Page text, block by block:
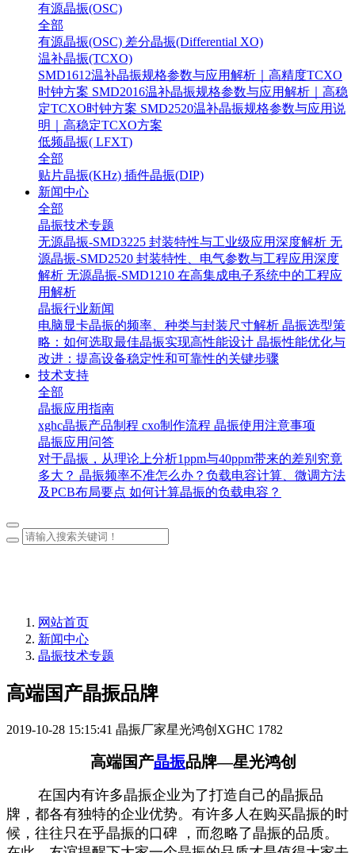
有源晶振(OSC)
全部
有源晶振(OSC) 差分晶振(Differential XO)
温补晶振(TCXO)
SMD1612温补晶振规格参数与应用解析｜高精度TCXO
时钟方案 SMD2016温补晶振规格参数与应用解析｜高稳
定TCXO时钟方案 SMD2520温补晶振规格参数与应用说
明｜高稳定TCXO方案
低频晶振( LFXT)
全部
贴片晶振(KHz) 插件晶振(DIP)
新闻中心
全部
晶振技术专题
无源晶振-SMD3225 封装特性与工业级应用深度解析 无
源晶振-SMD2520 封装特性、电气参数与工程应用深度
解析 无源晶振-SMD1210 在高集成电子系统中的工程应
用解析
晶振行业新闻
电脑显卡晶振的频率、种类与封装尺寸解析 晶振选型策
略：如何选取最佳晶振实现高性能设计 晶振性能优化与
改进：提高设备稳定性和可靠性的关键步骤
技术支持
全部
晶振应用指南
xghc晶振产品制程 cxo制作流程 晶振使用注意事项
晶振应用问答
对于晶振，从理论上分析1ppm与40ppm带来的差别究竟
多大？ 晶振频率不准怎么办？负载电容计算、微调方法
及PCB布局要点 如何计算晶振的负载电容？
网站首页
新闻中心
晶振技术专题
高端国产晶振品牌
2019-10-28 15:15:41 晶振厂家星光鸿创XGHC 1782
高端国产晶振品牌—星光鸿创
在国内有许多晶振企业为了打造自己的晶振品
牌，都各有独特的企业优势。有许多人在购买晶振的时
候，往往只在乎晶振的口碑 ， 而忽略了晶振的品质。